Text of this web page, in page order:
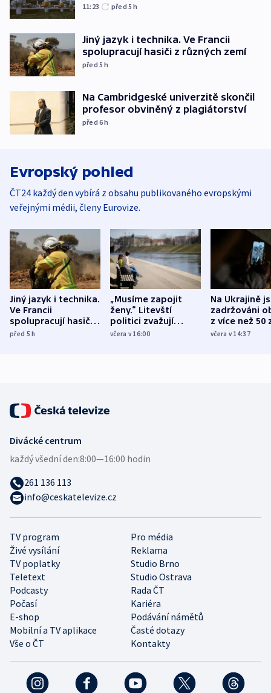
11:23 před 5h
Jiný jazyk i technika. Ve Francii
spolupracují hasiči z různých zemí
před 5h
Na Cambridgeské univerzitě skončil
profesor obviněný z plagiátorství
před 6h
Evropský pohled
ČT24 každý den vybírá z obsahu publikovaného evropskými
veřejnými médii, členy Eurovize.
Jiný jazyk i technika.
Ve Francii
spolupracují hasiči z
různých zemí
před 5h
„Musíme zapojit
ženy.“ Litevští
politici zvažují
dohodu o
včera v 16:00
Na Ukrajině
zadržováni
z více než 50
Bojovali na
včera v 14:37
TV program
Pro média
Živé vysílání
Reklama
TV poplatky
Studio Brno
Teletext
Studio Ostrava
Podcasty
Rada ČT
Počasí
Kariéra
E-shop
Podávání námětů
Mobilní a TV aplikace
Časté dotazy
Vše o ČT
Kontakty
Divácké centrum
každý všední den:8:00—16:00 hodin
261 136 113
info@ceskatelevize.cz